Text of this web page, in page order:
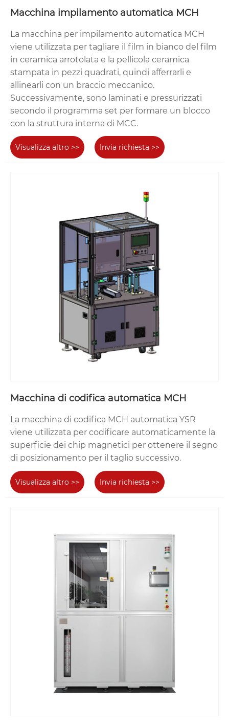
Macchina impilamento automatica MCH
La macchina per impilamento automatica MCH
viene utilizzata per tagliare il film in bianco del film
in ceramica arrotolata e la pellicola ceramica
stampata in pezzi quadrati, quindi afferrarli e
allinearli con un braccio meccanico.
Successivamente, sono laminati e pressurizzati
secondo il programma set per formare un blocco
con la struttura interna di MCC.
Visualizza altro >> Invia richiesta >>
Macchina di codifica automatica MCH
La macchina di codifica MCH automatica YSR
viene utilizzata per codificare automaticamente la
superficie dei chip magnetici per ottenere il segno
di posizionamento per il taglio successivo.
Visualizza altro >> Invia richiesta >>